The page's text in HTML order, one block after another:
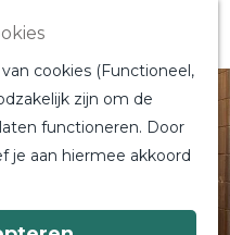
cookies (Functioneel,
zijn om de
functioneren. Door
je aan hiermee akkoord
buurt
de hoek
blogs en vlogs
de bloggers